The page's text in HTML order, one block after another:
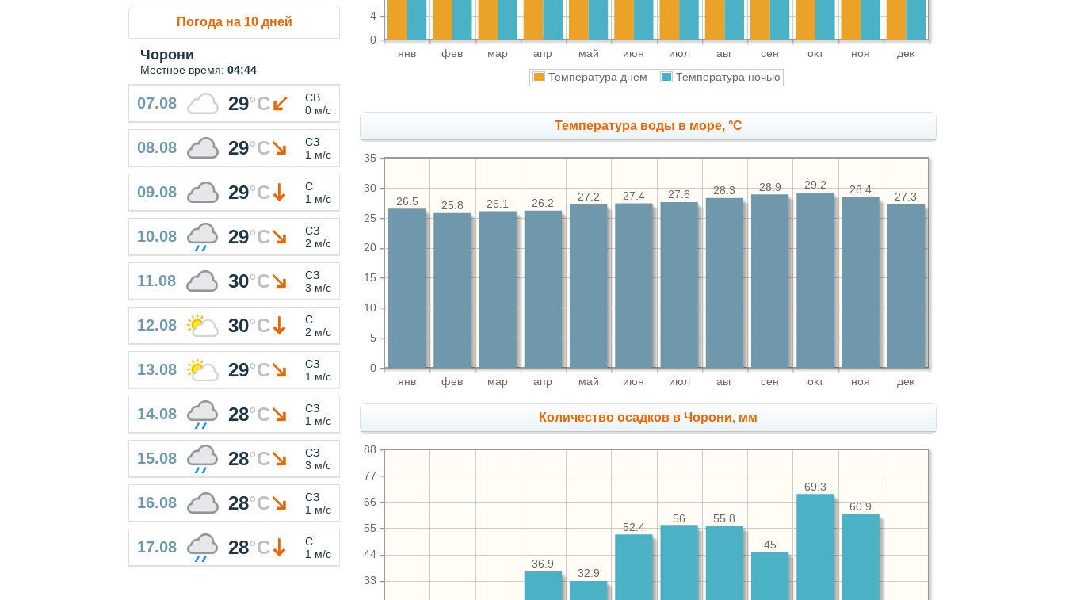
янв фев мар апр май июн июл авг сен окт ноя дек
0
4
Температура днем Температура ночью
Температура воды в море, °C
янв фев мар апр май июн июл авг сен окт ноя дек
0
5
10
15
20
25
30
35
27.3
28.4
29.2
28.9
28.3
27.6
27.4
27.2
26.2
26.1
25.8
26.5
Количество осадков в Чорони, мм
33
44
55
66
77
88
60.9
69.3
45
55.8
56
52.4
32.9
36.9
Погода на 10 дней
Чорони
Местное время: 04:44
07.08 29°C
СВ
0 м/с
08.08 29°C
СЗ
1 м/с
09.08 29°C
С
1 м/с
10.08 29°C
СЗ
2 м/с
11.08 30°C
СЗ
3 м/с
12.08 30°C
С
2 м/с
13.08 29°C
СЗ
1 м/с
14.08 28°C
СЗ
1 м/с
15.08 28°C
СЗ
3 м/с
16.08 28°C
СЗ
1 м/с
17.08 28°C
С
1 м/с